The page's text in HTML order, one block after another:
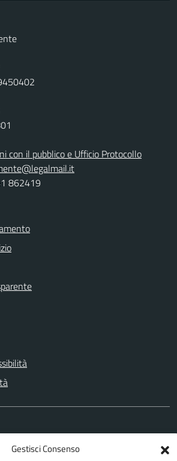
Gestisci Consenso
con il pubblico e Ufficio Protocollo
862419